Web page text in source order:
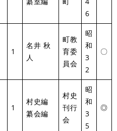
6
1
名井 秋
人
町教
育委
員会
昭
和
3
2
〇
1
村史編
纂会編
村史
刊行
会
昭
和
3
5
◎